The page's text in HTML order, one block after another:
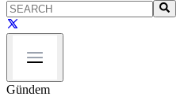
Gündem